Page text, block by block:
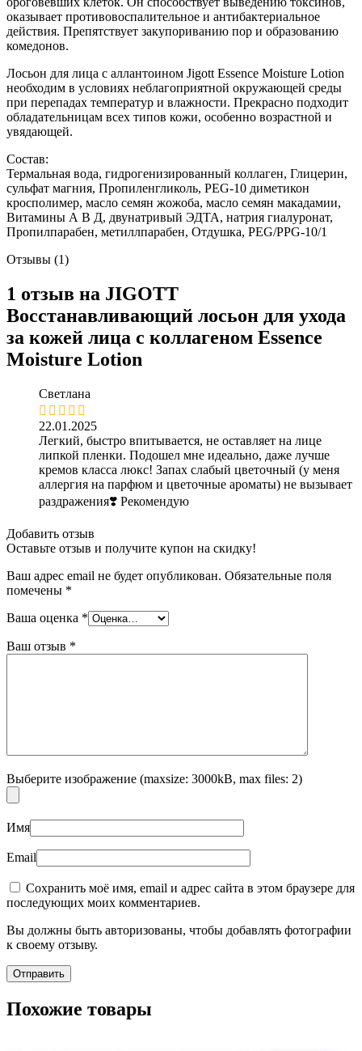
оказывает противовоспалительное и антибактериальное
действия. Препятствует закупориванию пор и образованию
комедонов.
Лосьон для лица с аллантоином Jigott Essence Moisture Lotion
необходим в условиях неблагоприятной окружающей среды
при перепадах температур и влажности. Прекрасно подходит
обладательницам всех типов кожи, особенно возрастной и
увядающей.
Состав:
Термальная вода, гидрогенизированный коллаген, Глицерин,
сульфат магния, Пропиленгликоль, PEG-10 диметикон
кросполимер, масло семян жожоба, масло семян макадамии,
Витамины А В Д, двунатривый ЭДТА, натрия гиалуронат,
Пропилпарабен, метиллпарабен, Отдушка, PEG/PPG-10/1
Отзывы (1)
1 отзыв на JIGOTT
Восстанавливающий лосьон для ухода
за кожей лица с коллагеном Essence
Moisture Lotion
Светлана
22.01.2025
Легкий, быстро впитывается, не оставляет на лице
липкой пленки. Подошел мне идеально, даже лучше
кремов класса люкс! Запах слабый цветочный (у меня
аллергия на парфюм и цветочные ароматы) не вызывает
раздражения❣️ Рекомендую
Добавить отзыв
Оставьте отзыв и получите купон на скидку!
Ваш адрес email не будет опубликован. Обязательные поля
помечены *
Ваша оценка *
Ваш отзыв *
Выберите изображение (maxsize: 3000kB, max files: 2)
Имя
Email
Сохранить моё имя, email и адрес сайта в этом браузере для
последующих моих комментариев.
Вы должны быть авторизованы, чтобы добавлять фотографии
к своему отзыву.
Похожие товары